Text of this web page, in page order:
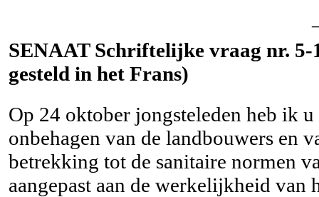
SENAAT Schriftelijke vraag nr.
gesteld in het Frans)
Op 24 oktober jongsteleden heb ik
onbehagen van de landbouwers en
betrekking tot de sanitaire normen
aangepast aan de werkelijkheid van